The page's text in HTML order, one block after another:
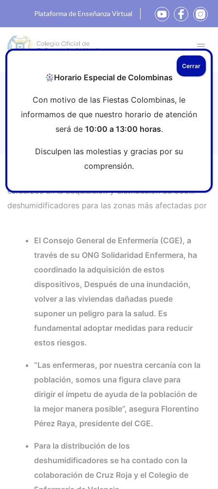
Plataforma de Enseñanza Virtual
en la adquisición y distribución de 300
deshumidificadores para las zonas más
afectadas por la DANA
esfuerzos en la adquisición y distribución de 300
deshumidificadores para las zonas más afectadas por
El Consejo General de Enfermería (CGE), a
través de su ONG Solidaridad Enfermera, ha
coordinado la adquisición de estos
dispositivos, Después de una inundación,
volver a las viviendas dañadas puede
suponer un peligro para la salud. Es
fundamental adoptar medidas para reducir
estos riesgos.
“Las enfermeras, por nuestra cercanía con la
población, somos una figura clave para
dirigir el ímpetu de ayuda de la población de
la mejor manera posible”, asegura Florentino
Pérez Raya, presidente del CGE.
Para la distribución de los
deshumidificadores se ha contado con la
colaboración de Cruz Roja y el Colegio de
Horario Especial de Colombinas
Con motivo de las Fiestas Colombinas, le
informamos de que nuestro horario de atención
será de 10:00 a 13:00 horas.
Disculpen las molestias y gracias por su
comprensión.
Cerrar